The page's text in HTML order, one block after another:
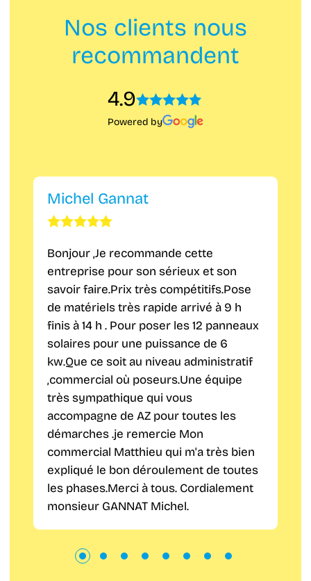
Nos clients nous
recommandent
4.9
Powered by
Michel Gannat
Bonjour ,Je recommande cette
entreprise pour son sérieux et son
savoir faire.Prix très compétitifs.Pose
de matériels très rapide arrivé à 9 h
finis à 14 h . Pour poser les 12 panneaux
solaires pour une puissance de 6
kw.Que ce soit au niveau administratif
,commercial où poseurs.Une équipe
très sympathique qui vous
accompagne de AZ pour toutes les
démarches .je remercie Mon
commercial Matthieu qui m'a très bien
expliqué le bon déroulement de toutes
les phases.Merci à tous. Cordialement
monsieur GANNAT Michel.